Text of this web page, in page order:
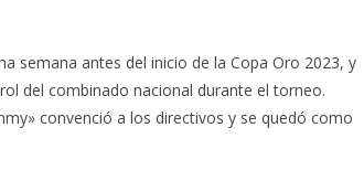
semana antes del inicio de la Copa Oro 2023, y
del combinado nacional durante el torneo.
convenció a los directivos y se quedó como